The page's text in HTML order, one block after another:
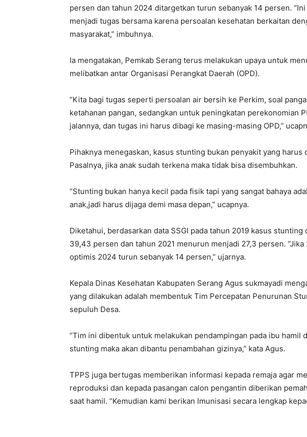
persen dan tahun 2024 ditargetkan turun sebanyak 14 persen.
menjadi tugas bersama karena persoalan kesehatan berkaitan
masyarakat,” imbuhnya.
Ia mengatakan, Pemkab Serang terus melakukan upaya untuk
melibatkan antar Organisasi Perangkat Daerah (OPD).
“Kita bagi tugas seperti persoalan air bersih ke Perkim, soal
ketahanan pangan, sedangkan untuk peningkatan perekonomian
jalannya, dan tugas ini harus dibagi ke masing-masing OPD,”
Pihaknya menegaskan, kasus stunting bukan penyakit yang harus
Pasalnya, jika anak sudah terkena maka tidak bisa disembuhkan.
“Stunting bukan hanya kecil pada fisik tapi yang sangat bahaya
anak,jadi harus dijaga demi masa depan,” ucapnya.
Diketahui, berdasarkan data SSGI pada tahun 2019 kasus
39,43 persen dan tahun 2021 menurun menjadi 27,3 persen.
optimis 2024 turun sebanyak 14 persen,” ujarnya.
Kepala Dinas Kesehatan Kabupaten Serang Agus sukmayadi
yang dilakukan adalah membentuk Tim Percepatan Penurunan
sepuluh Desa.
“Tim ini dibentuk untuk melakukan pendampingan pada ibu hamil
stunting maka akan dibantu penambahan gizinya,” kata Agus.
TPPS juga bertugas memberikan informasi kepada remaja agar
reproduksi dan kepada pasangan calon pengantin diberikan
saat hamil. “Kemudian kami berikan Imunisasi secara lengkap